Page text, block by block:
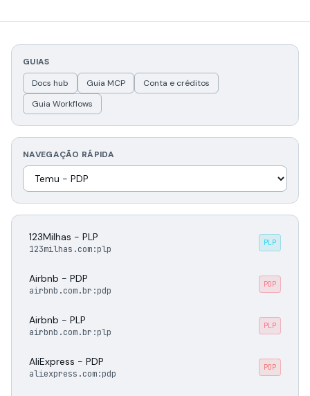
GUIAS
Docs hub
Guia MCP
Conta e créditos
Guia Workflows
NAVEGAÇÃO RÁPIDA
123Milhas - PLP
123milhas.com:plp
PLP
Airbnb - PDP
airbnb.com.br:pdp
PDP
Airbnb - PLP
airbnb.com.br:plp
PLP
AliExpress - PDP
aliexpress.com:pdp
PDP